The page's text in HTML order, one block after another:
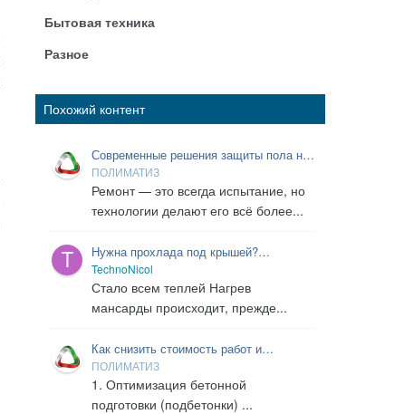
Бытовая техника
Разное
Похожий контент
Современные решения защиты пола на
время ремонта
ПОЛИМАТИЗ
Ремонт — это всегда испытание, но
технологии делают его всё более...
Нужна прохлада под крышей?
Утепляйте!
TechnoNicol
Стало всем теплей Нагрев
мансарды происходит, прежде...
Как снизить стоимость работ и
материалов на бетонной подготовке и
гидроизоляции?
ПОЛИМАТИЗ
1. Оптимизация бетонной
подготовки (подбетонки) ...